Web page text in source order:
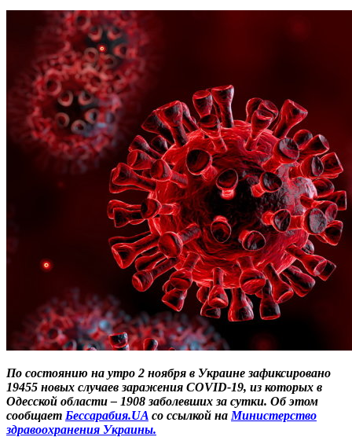
По состоянию на утро 2 ноября в Украине зафиксировано
19455 новых случаев заражения COVID-19, из которых в
Одесской области – 1908 заболевших за сутки. Об этом
сообщает Бессарабия.UA со ссылкой на Министерство
здравоохранения Украины.